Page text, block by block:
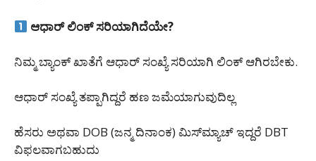
ಆಧಾರ್ ಲಿಂಕ್ ಸರಿಯಾಗಿದೆಯೇ?
ನಿಮ್ಮ ಬ್ಯಾಂಕ್ ಖಾತೆಗೆ ಆಧಾರ್ ಸಂಖ್ಯೆ ಸರಿಯಾಗಿ ಲಿಂಕ್ ಆಗಿರಬೇಕು.
ಆಧಾರ್ ಸಂಖ್ಯೆ ತಪ್ಪಾಗಿದ್ದರೆ ಹಣ ಜಮೆಯಾಗುವುದಿಲ್ಲ
ಹೆಸರು ಅಥವಾ DOB (ಜನ್ಮ ದಿನಾಂಕ) ಮಿಸ್‌ಮ್ಯಾಚ್ ಇದ್ದರೆ DBT
ವಿಫಲವಾಗಬಹುದು